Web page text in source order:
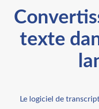
texte
Le logiciel de